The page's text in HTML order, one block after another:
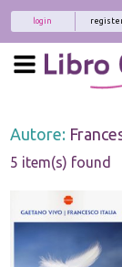
login
Autore:
5 item(s) found